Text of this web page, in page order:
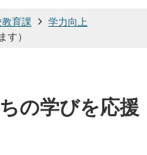
育課
学力向上
す）
の学びを応援